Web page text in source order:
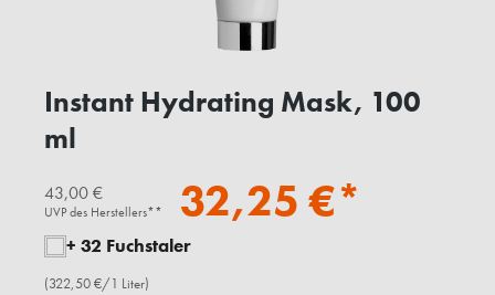
Instant Hydrating Mask, 100
ml
43,00 €
UVP des Herstellers** 32,25 €*
+ 32 Fuchstaler
(322,50 €/1 Liter)